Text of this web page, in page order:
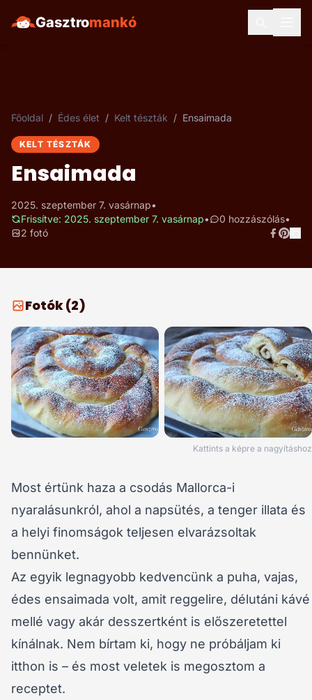
Gasztromankó
Főoldal / Édes élet / Kelt tészták / Ensaimada
KELT TÉSZTÁK
Ensaimada
2025. szeptember 7. vasárnap•
Frissítve: 2025. szeptember 7. vasárnap• 0 hozzászólás•
2 fotó
Fotók (2)
Kattints a képre a nagyításhoz
Most értünk haza a csodás Mallorca-i
nyaralásunkról, ahol a napsütés, a tenger illata és
a helyi finomságok teljesen elvarázsoltak
bennünket.
Az egyik legnagyobb kedvencünk a puha, vajas,
édes ensaimada volt, amit reggelire, délutáni kávé
mellé vagy akár desszertként is előszeretettel
kínálnak. Nem bírtam ki, hogy ne próbáljam ki
itthon is – és most veletek is megosztom a
receptet.